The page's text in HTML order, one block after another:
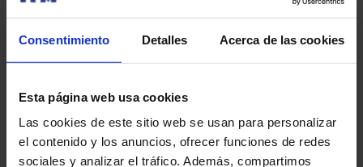
Consentimiento Detalles Acerca de las cookies
Esta página web usa cookies
Las cookies de este sitio web se usan para personalizar
el contenido y los anuncios, ofrecer funciones de redes
sociales y analizar el tráfico. Además, compartimos
Rincón del accionista​
Canal interno de información​
Más HM Hospitales
Fundación HM Hospitales​
Facultad HM Hospitales​